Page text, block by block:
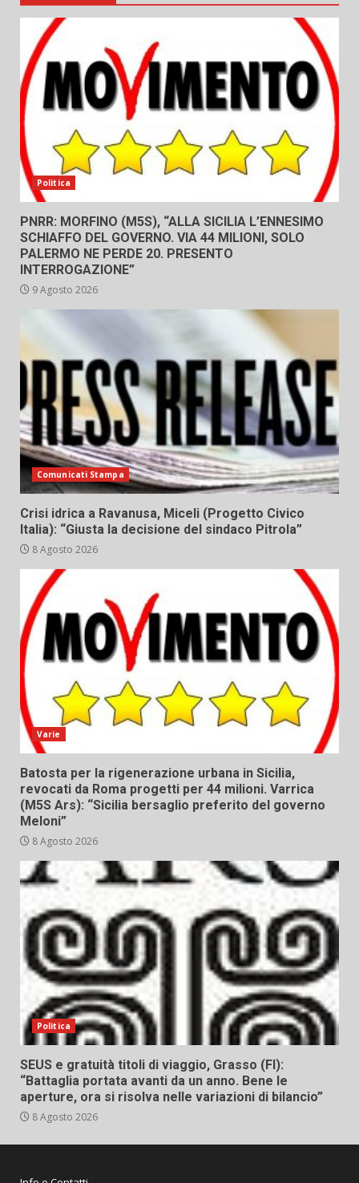
Politica
PNRR: MORFINO (M5S), “ALLA SICILIA L’ENNESIMO
SCHIAFFO DEL GOVERNO. VIA 44 MILIONI, SOLO
PALERMO NE PERDE 20. PRESENTO
INTERROGAZIONE”
9 Agosto 2026
Comunicati Stampa
Crisi idrica a Ravanusa, Miceli (Progetto Civico
Italia): “Giusta la decisione del sindaco Pitrola”
8 Agosto 2026
Varie
Batosta per la rigenerazione urbana in Sicilia,
revocati da Roma progetti per 44 milioni. Varrica
(M5S Ars): “Sicilia bersaglio preferito del governo
Meloni”
8 Agosto 2026
Politica
SEUS e gratuità titoli di viaggio, Grasso (FI):
“Battaglia portata avanti da un anno. Bene le
aperture, ora si risolva nelle variazioni di bilancio”
8 Agosto 2026